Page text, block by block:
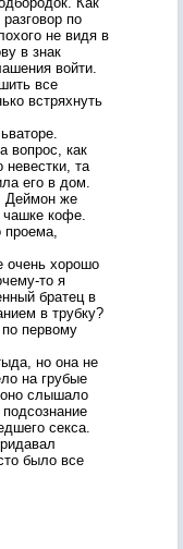
по
не видя в
в знак
войти.
все
встряхнуть
вопрос, как
невестки, та
его в дом.
Деймон же
чашке кофе.
проема,
очень хорошо
то я
братец в
в трубку?
первому
но она не
на грубые
слышало
секса.
было все